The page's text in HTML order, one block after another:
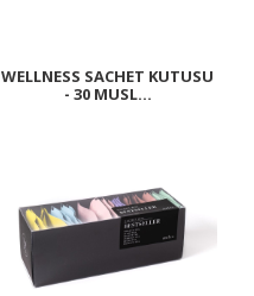
WELLNESS SACHET KUTUSU
- 30 MUSL...